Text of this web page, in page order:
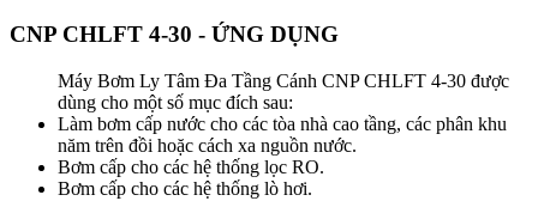
CNP CHLFT 4-30 - ỨNG DỤNG
Máy Bơm Ly Tâm Đa Tầng Cánh CNP CHLFT 4-30 được
dùng cho một số mục đích sau:
Làm bơm cấp nước cho các tòa nhà cao tầng, các phân khu
năm trên đồi hoặc cách xa nguồn nước.
Bơm cấp cho các hệ thống lọc RO.
Bơm cấp cho các hệ thống lò hơi.